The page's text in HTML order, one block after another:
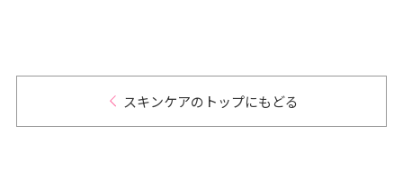
スキンケアのトップにもどる